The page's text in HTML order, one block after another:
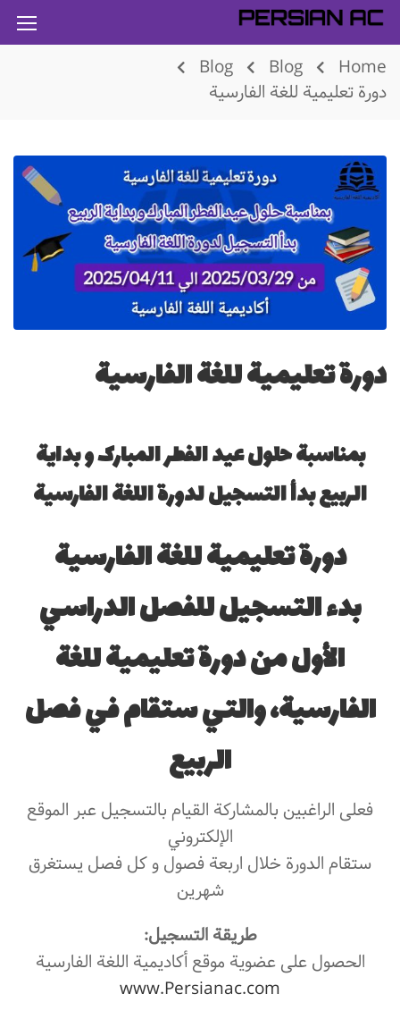
Home
Blog
Blog
دورة تعلیمیة للغة الفارسية
دورة تعلیمیة للغة الفارسية
بمناسبة حلول عيد الفطر المبارک و بداية
الربيع بدأ التسجيل لدورة اللغة الفارسية
دورة تعلیمیة للغة الفارسية
بدء التسجيل للفصل الدراسي
الأول من دورة تعليمیة للغة
الفارسية، والتي ستقام في فصل
الربیع
فعلی الراغبین بالمشاركة القیام بالتسجيل‌ عبر الموقع
الإلكتروني
ستقام الدورة خلال اربعة فصول و کل فصل یستغرق
شهرین
طريقة التسجيل:
الحصول على عضوية موقع أكاديمية اللغة الفارسیة
www.Persianac.com